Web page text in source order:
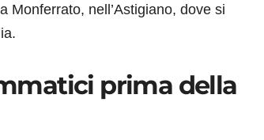
Monferrato, nell’Astigiano, dove si
prima della